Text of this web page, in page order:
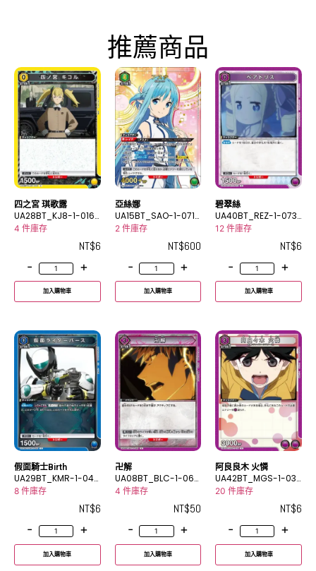
推薦商品
四之宮 琪歌露
UA28BT_KJ8-1-016
C
4 件庫存
NT$6
-
+
加入購物車
亞絲娜
UA15BT_SAO-1-071_
2SR★
2 件庫存
NT$600
-
+
加入購物車
碧翠絲
UA40BT_REZ-1-073
C
12 件庫存
NT$6
-
+
加入購物車
假面騎士Birth
UA29BT_KMR-1-045
C
8 件庫存
NT$6
-
+
加入購物車
卍解
UA08BT_BLC-1-066
U
4 件庫存
NT$50
-
+
加入購物車
阿良良木 火憐
UA42BT_MGS-1-03
4C
20 件庫存
NT$6
-
+
加入購物車